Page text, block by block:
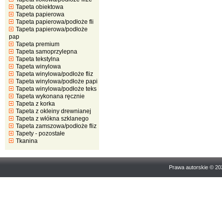
Tapeta obiektowa
Tapeta papierowa
Tapeta papierowa/podłoże fli
Tapeta papierowa/podłoże
pap
Tapeta premium
Tapeta samoprzylepna
Tapeta tekstylna
Tapeta winylowa
Tapeta winylowa/podłoże fliz
Tapeta winylowa/podłoże papi
Tapeta winylowa/podłoże teks
Tapeta wykonana ręcznie
Tapeta z korka
Tapeta z okleiny drewnianej
Tapeta z włókna szklanego
Tapeta zamszowa/podłoże fliz
Tapety - pozostałe
Tkanina
Prawa autorskie ©